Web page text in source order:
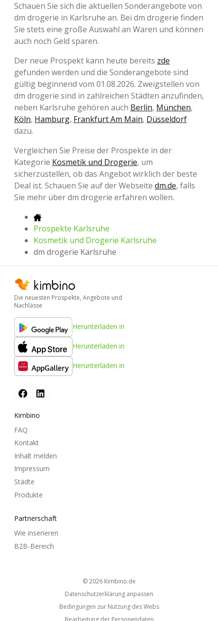
Schauen Sie sich die aktuellen Sonderangebote von
dm drogerie in Karlsruhe an. Bei dm drogerie finden
Sie stets eine große Auswahl an Waren und können
auch noch Geld sparen.
Der neue Prospekt kann heute bereits zde
gefunden werden und die Sonderangebote sind
gültig beginnend vom 01.08.2026. Zweigstellen von
dm drogerie sind in zahlreichen Städten anzufinden,
neben Karlsruhe gehören auch Berlin, München,
Köln, Hamburg, Frankfurt Am Main, Düsseldorf
dazu.
Vergleichen Sie Preise der Prospekte in der
Kategorie Kosmetik und Drogerie, um
sicherzustellen, ob das Angebot wirklich der beste
Deal ist. Schauen Sie auf der Webseite dm.de, falls
Sie mehr über dm drogerie erfahren wollen.
Prospekte Karlsruhe
Kosmetik und Drogerie Karlsruhe
dm drogerie Karlsruhe
Die neuesten Prospekte, Angebote und
Nachlässe
Herunterladen in
Herunterladen in
Herunterladen in
Kimbino
FAQ
Kontakt
Inhalt melden
Impressum
Städte
Produkte
Partnerschaft
Wie inserieren
B2B-Bereich
© 2026 kimbino.de
Datenschutzerklärung anpassen
Bedingungen zur Nutzung des Webs